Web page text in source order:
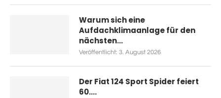
Warum sich eine
Aufdachklimaanlage für den
nächsten...
Veröffentlicht: 3. August 2026
Der Fiat 124 Sport Spider feiert
60....